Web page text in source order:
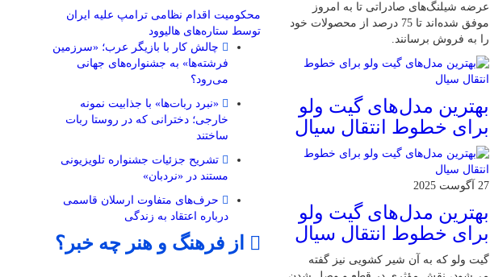
عرضه شیلنگ‌های صادراتی تا به امروز
موفق شده‌اند تا 75 درصد از محصولات خود
را به فروش برسانند.
بهترین مدل‌های گیت ولو
برای خطوط انتقال سیال
27 آگوست 2025
بهترین مدل‌های گیت ولو
برای خطوط انتقال سیال
گیت ولو که به آن شیر کشویی نیز گفته
محکومیت اقدام نظامی ترامپ علیه ایران
توسط ستاره‌های هالیوود
چالش کار با بازیگر عرب؛ «سرزمین
فرشته‌ها» به جشنواره‌های جهانی
می‌رود؟
«نبرد ربات‌ها» با جذابیت نمونه
خارجی؛ دخترانی که در روستا ربات
ساختند
تشریح جزئیات جشنواره‌ تلویزیونی
مستند در «نردبان»
حرف‌های متفاوت ارسلان قاسمی
درباره اعتقاد به زندگی
از فرهنگ و هنر چه خبر؟